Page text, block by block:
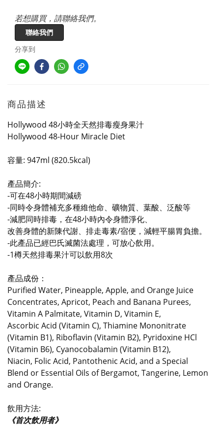
若想購買，請聯絡我們。
聯絡我們
分享到
商品描述
Hollywood 48小時全天然排毒瘦身果汁
Hollywood 48-Hour Miracle Diet
容量: 947ml (820.5kcal)
產品簡介:
-可在48小時期間減磅
-同時令身體補充多種維他命、礦物質、葉酸、泛酸等
-減肥同時排毒，在48小時內令身體淨化、
改善身體的新陳代謝、排走毒素/宿便，減輕平腸胃負擔。
-此產品已經巴氏滅菌法處理，可放心飲用。
-1樽天然排毒果汁可以飲用8次
產品成份：
Purified Water, Pineapple, Apple, and Orange Juice
Concentrates, Apricot, Peach and Banana Purees,
Vitamin A Palmitate, Vitamin D, Vitamin E,
Ascorbic Acid (Vitamin C), Thiamine Mononitrate
(Vitamin B1), Riboflavin (Vitamin B2), Pyridoxine HCl
(Vitamin B6), Cyanocobalamin (Vitamin B12),
Niacin, Folic Acid, Pantothenic Acid, and a Special
Blend or Essential Oils of Bergamot, Tangerine, Lemon
and Orange.
飲用方法:
《首次飲用者》